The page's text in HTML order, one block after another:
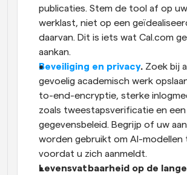
publicaties. Stem de tool af op
werklast, niet op een
daarvan. Dit is iets wat Cal.com
aankan.
Beveiliging en privacy. Zoek bij
gevoelig academisch werk
to-end-encryptie, sterke
zoals tweestapsverificatie en
gegevensbeleid. Begrijp of uw
worden gebruikt om AI-modellen
voordat u zich aanmeldt.
Levensvatbaarheid op de